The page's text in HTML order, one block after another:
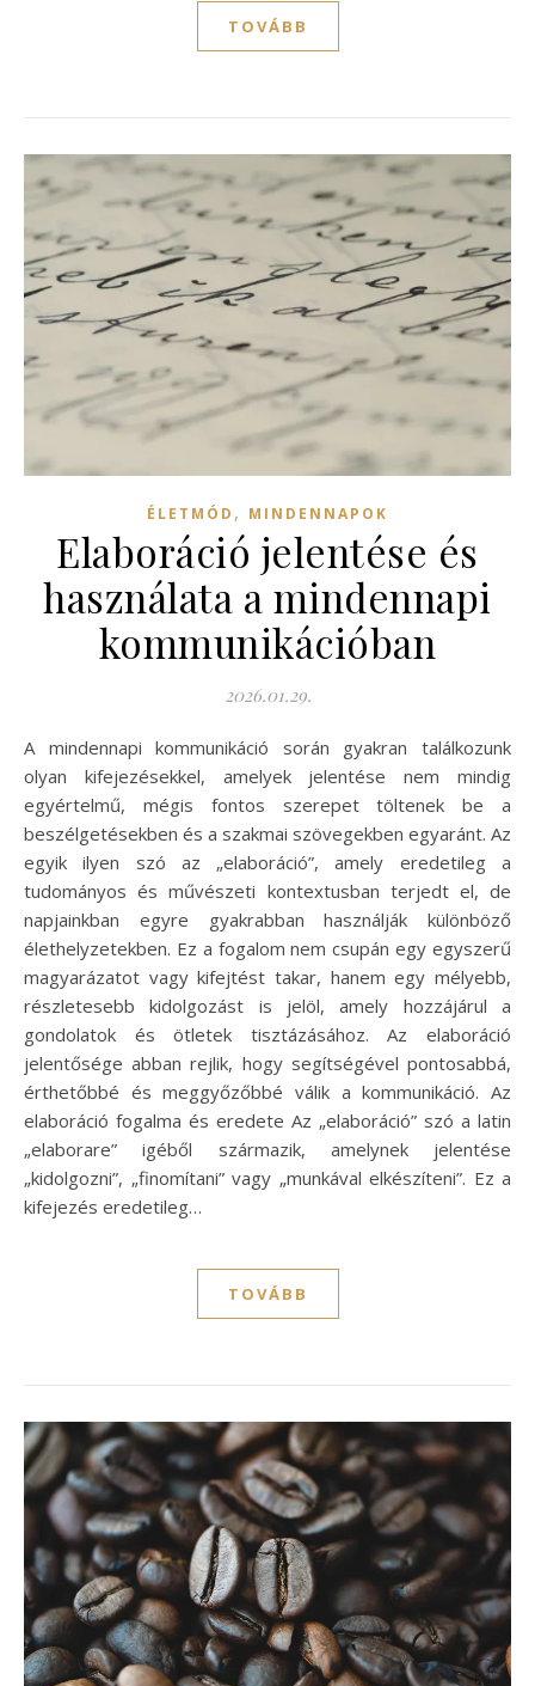
TOVÁBB
ÉLETMÓD , MINDENNAPOK
Elaboráció jelentése és
használata a mindennapi
kommunikációban
2026.01.29.
A mindennapi kommunikáció során gyakran találkozunk
olyan kifejezésekkel, amelyek jelentése nem mindig
egyértelmű, mégis fontos szerepet töltenek be a
beszélgetésekben és a szakmai szövegekben egyaránt. Az
egyik ilyen szó az „elaboráció”, amely eredetileg a
tudományos és művészeti kontextusban terjedt el, de
napjainkban egyre gyakrabban használják különböző
élethelyzetekben. Ez a fogalom nem csupán egy egyszerű
magyarázatot vagy kifejtést takar, hanem egy mélyebb,
részletesebb kidolgozást is jelöl, amely hozzájárul a
gondolatok és ötletek tisztázásához. Az elaboráció
jelentősége abban rejlik, hogy segítségével pontosabbá,
érthetőbbé és meggyőzőbbé válik a kommunikáció. Az
elaboráció fogalma és eredete Az „elaboráció” szó a latin
„elaborare” igéből származik, amelynek jelentése
„kidolgozni”, „finomítani” vagy „munkával elkészíteni”. Ez a
kifejezés eredetileg…
TOVÁBB